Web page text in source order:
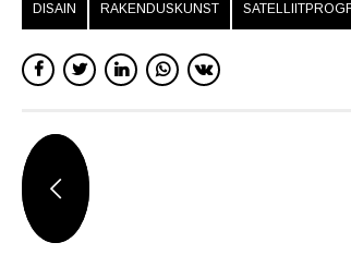
DISAIN RAKENDUSKUNST